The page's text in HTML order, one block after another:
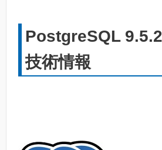
PostgreSQL
技術情報